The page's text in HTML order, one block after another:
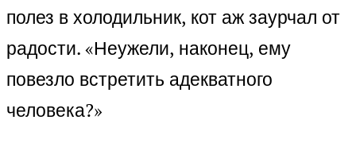
полез в холодильник, кот аж заурчал от
радости. «Неужели, наконец, ему
повезло встретить адекватного
человека?»